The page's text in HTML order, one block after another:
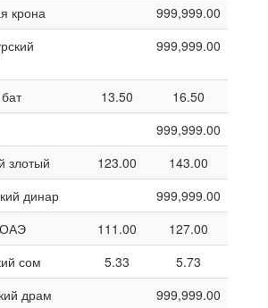
крона
999,999.00
999,999.00
13.50
16.50
999,999.00
злотый
123.00
143.00
динар
999,999.00
ОАЭ
111.00
127.00
сом
5.33
5.73
драм
999,999.00